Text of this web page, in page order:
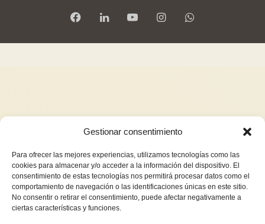
Gestionar consentimiento
Para ofrecer las mejores experiencias, utilizamos tecnologías como las
cookies para almacenar y/o acceder a la información del dispositivo. El
consentimiento de estas tecnologías nos permitirá procesar datos como el
comportamiento de navegación o las identificaciones únicas en este sitio.
No consentir o retirar el consentimiento, puede afectar negativamente a
ciertas características y funciones.